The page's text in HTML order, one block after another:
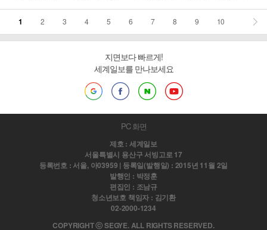
1 2 3 4 5 6 7 8 9 10
지면보다 빠르게!
세계일보를 만나보세요
PC 화면
제호 : 세계일보
서울특별시 용산구 서빙고로 17
등록번호 : 서울, 아03959 | 등록일(발행일) : 2015년 11월 2일
발행인 : 박정훈
편집인 : 조남규
청소년보호 책임자 : 김기환
02-2000-1234
COPYRIGHT ⓒ SEGYE. ALL RIGHTS RESERVED.